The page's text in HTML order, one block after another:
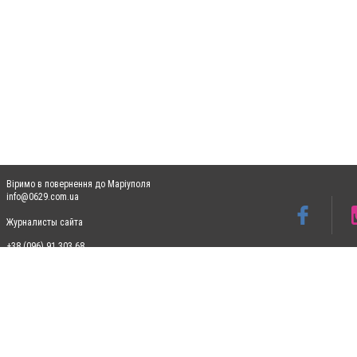
Віримо в повернення до Маріуполя
info@0629.com.ua
Журналисты сайта
+38 (096) 91 303 68